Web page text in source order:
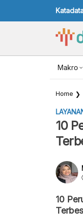
Makro
NILAI
Home
10
10